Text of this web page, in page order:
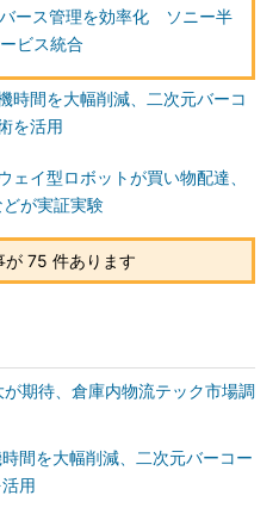
ース管理を効率化 ソニー半
ビス統合
時間を大幅削減、二次元バーコ
を活用
ェイ型ロボットが買い物配達、
が実証実験
が 75 件あります
期待、倉庫内物流テック市場調
間を大幅削減、二次元バーコー
用